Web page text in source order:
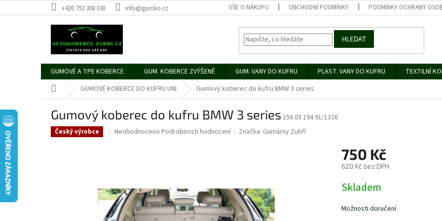
na
+420 792 308 338 info@gumko.cz VŠE O NÁKUPU OBCHODNÍ PODMÍNKY PODMÍNKY OCHRANY
HLEDAT
GUMOVÉ A TPE KOBERCE GUM. KOBERCE ZVÝŠENÉ GUM. VANY DO KUFRU PLAST. VANY DO KUFRU TEXTILNÍ
Domů GUMOVÉ KOBERCE DO KUFRU UNI Gumový koberec do kufru BMW 3 series
Gumový koberec do kufru BMW 3 series 156 03 194 91/1326
Český výrobce
Průměrné
5
hvězdiček.
Neohodnoceno Podrobnosti hodnocení Značka: Gumárny Zubří
750 Kč
620 Kč bez DPH
cena:
Skladem
Možnosti doručení